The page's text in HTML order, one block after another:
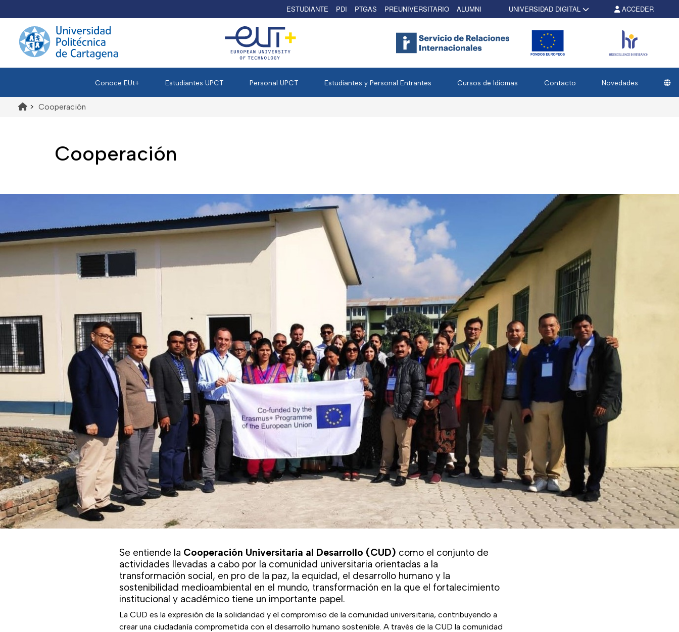
ESTUDIANTE PDI PTGAS PREUNIVERSITARIO ALUMNI UNIVERSIDAD DIGITAL ACCEDER
Conoce EUt+ Estudiantes UPCT Personal UPCT Estudiantes y Personal Entrantes Cursos de Idiomas Contacto Novedades
> Cooperación
Cooperación
Se entiende la Cooperación Universitaria al Desarrollo (CUD) como el conjunto de
actividades llevadas a cabo por la comunidad universitaria orientadas a la
transformación social, en pro de la paz, la equidad, el desarrollo humano y la
sostenibilidad medioambiental en el mundo, transformación en la que el fortalecimiento
institucional y académico tiene un importante papel.
La CUD es la expresión de la solidaridad y el compromiso de la comunidad universitaria, contribuyendo a
crear una ciudadanía comprometida con el desarrollo humano sostenible. A través de la CUD la comunidad